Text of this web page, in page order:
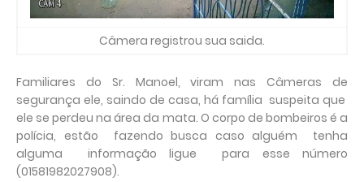
Câmera registrou sua saida.
Familiares do Sr. Manoel, viram nas Câmeras de
segurança ele, saindo de casa, há família suspeita que
ele se perdeu na área da mata. O corpo de bombeiros é a
polícia, estão fazendo busca caso alguém tenha
alguma informação ligue para esse número
(01581982027908).